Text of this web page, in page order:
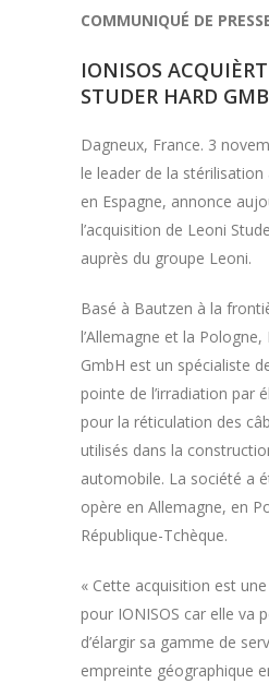
COMMUNIQUÉ DE
IONISOS
STUDER HARD
Dagneux, France. 3
le leader de la
en Espagne, annonce
l’acquisition de Leoni
auprès du groupe Leoni.
Basé à Bautzen à la
l’Allemagne et la
GmbH est un spécialiste
pointe de l’irradiation par
pour la réticulation des
utilisés dans la
automobile. La société a
opère en Allemagne, en
République-Tchèque.
« Cette acquisition est
pour IONISOS car elle va
d’élargir sa gamme de
empreinte géographique